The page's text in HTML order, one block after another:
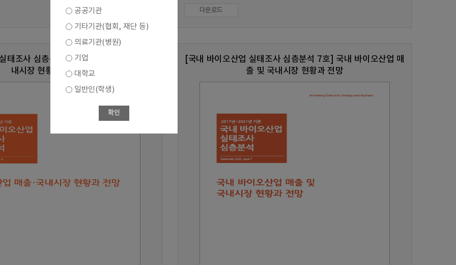
다운로드
태조사 심층분석 8호] 바이오산업 매출,국
내시장 현황과 전망
[국내 바이오산업 실태조사 심층분석 7호] 국내 바이오산업 매
출 및 국내시장 현황과 전망
공공기관
기타기관(협회, 재단 등)
의료기관(병원)
기업
대학교
일반인(학생)
확인